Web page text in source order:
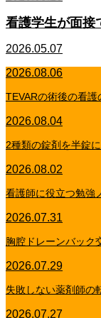
看護学生が面接
2026.05.07
2026.08.06
TEVARの術後の看
2026.08.04
2種類の錠剤を半錠
2026.08.02
看護師に役立つ勉強
2026.07.31
胸腔ドレーンバック
2026.07.29
失敗しない薬剤師の
2026.07.27